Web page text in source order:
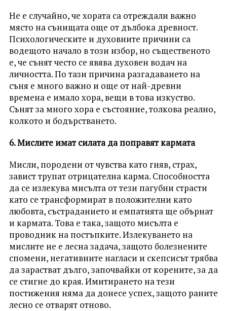
Не е случайно, че хората са отреждали важно
място на сънищата още от дълбока древност.
Психологическите и духовните причини са
водещото начало в този избор, но същественото
е, че сънят често се явява духовен водач на
личността. По тази причина разгадаването на
съня е много важно и още от най-древни
времена е имало хора, вещи в това изкуство.
Сънят за много хора е състояние, толкова реално,
колкото и бодърстването.
6. Мислите имат силата да поправят кармата
Мисли, породени от чувства като гняв, страх,
завист трупат отрицателна карма. Способността
да се излекува мисълта от тези пагубни страсти
като се трансформират в положителни като
любовта, състраданието и емпатията ще обърнат
и кармата. Това е така, защото мисълта е
проводник на постъпките. Излекуването на
мислите не е лесна задача, защото болезнените
спомени, негативните нагласи и скепсисът трябва
да зарастват дълго, започвайки от корените, за да
се стигне до края. Имитирането на тези
постижения няма да донесе успех, защото раните
лесно се отварят отново.